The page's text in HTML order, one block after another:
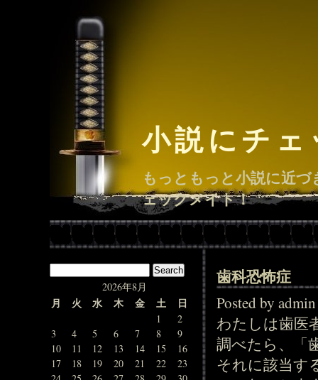
小説にチ
もっともっと小説に近
ェックメイト！
2026年8月
月 火 水 木 金 土 日
1
2
3
4 5 6 7 8
9
10
11 12 13 14 15
16
17
18 19 20 21 22
23
歯科恐怖症
Posted by
わたしは歯医
調べたら、「
それに該当す